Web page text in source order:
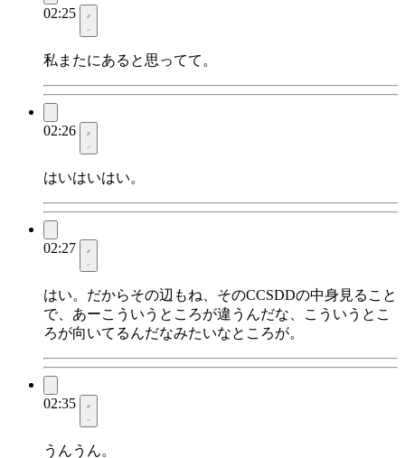
02:25
私またにあると思ってて。
02:26
はいはいはい。
02:27
はい。だからその辺もね、そのCCSDDの中身見ること
で、あーこういうところが違うんだな、こういうとこ
ろが向いてるんだなみたいなところが。
02:35
うんうん。